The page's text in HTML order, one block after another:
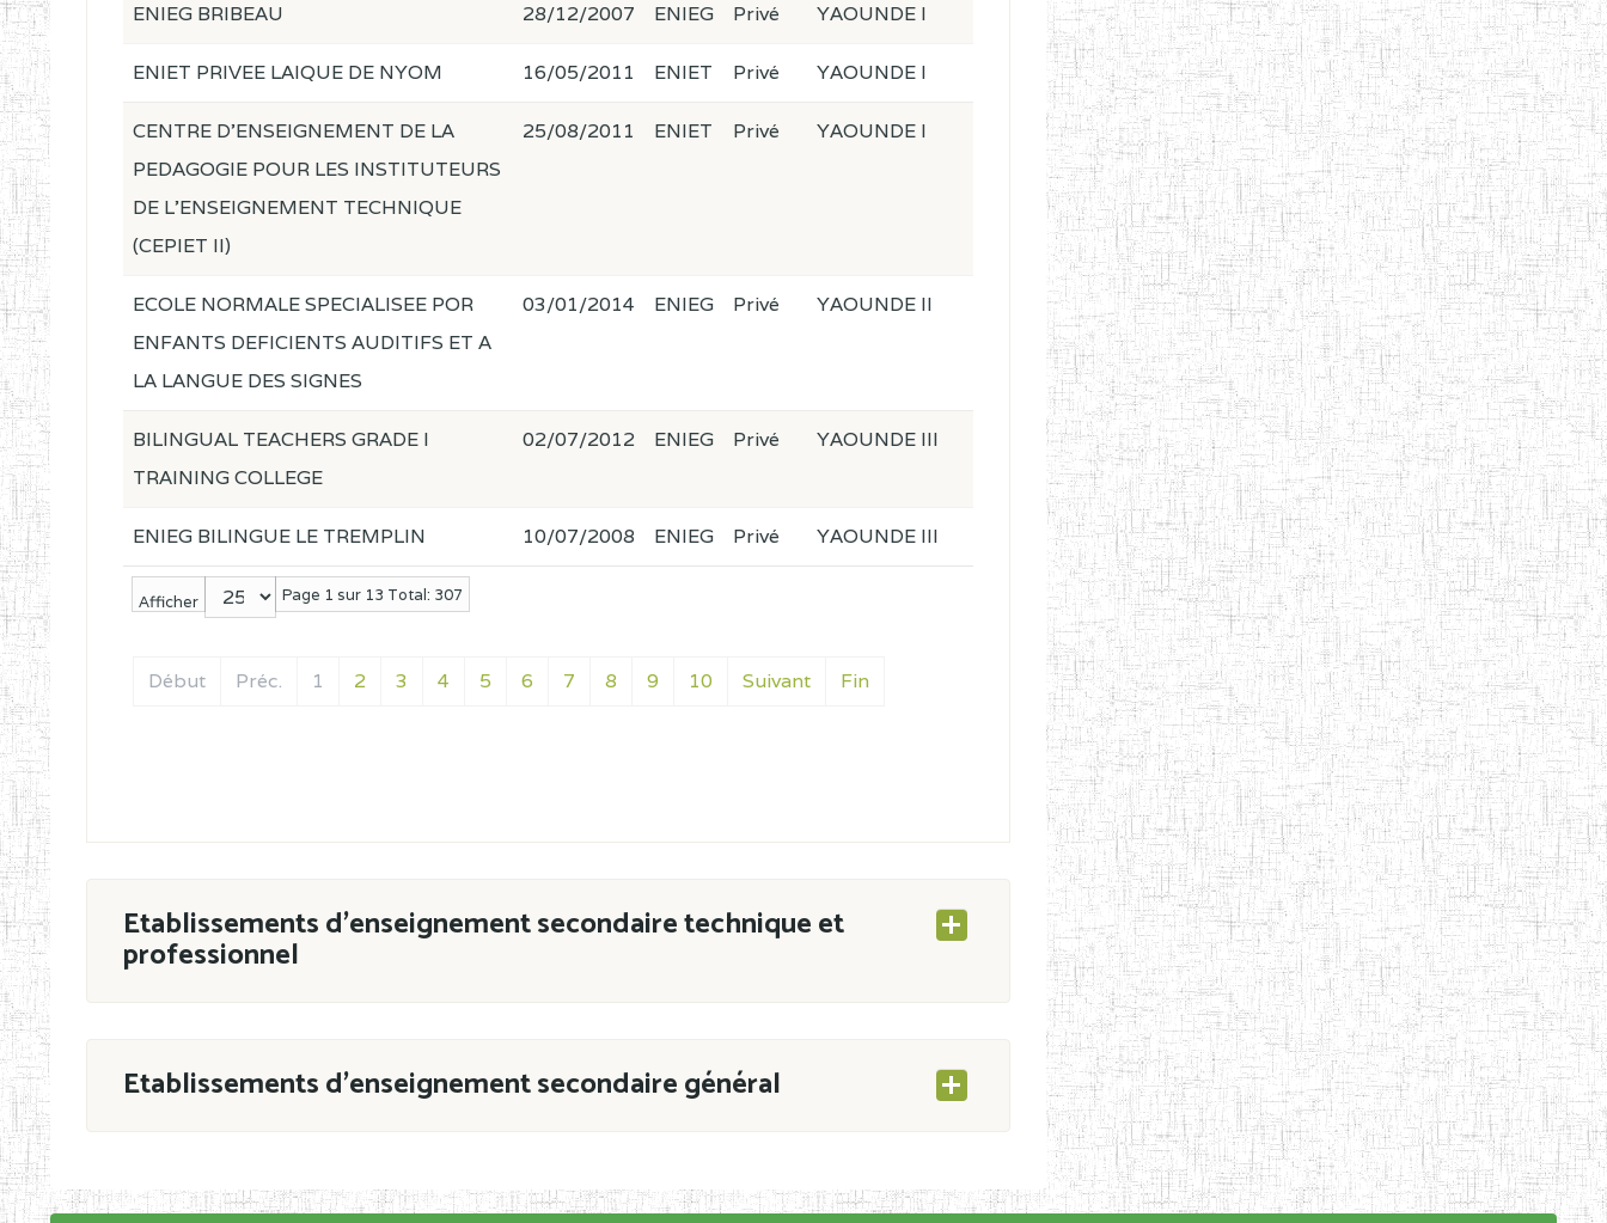
Afficher Page 1 sur 13 Total: 307
Début Préc. 1 2 3 4 5 6 7 8 9 10 Suivant Fin
ENIEG BRIBEAU 28/12/2007 ENIEG Privé YAOUNDE I
ENIET PRIVEE LAIQUE DE NYOM 16/05/2011 ENIET Privé YAOUNDE I
CENTRE D'ENSEIGNEMENT DE LA
PEDAGOGIE POUR LES INSTITUTEURS
DE L'ENSEIGNEMENT TECHNIQUE
(CEPIET II)
25/08/2011 ENIET Privé YAOUNDE I
ECOLE NORMALE SPECIALISEE POR
ENFANTS DEFICIENTS AUDITIFS ET A
LA LANGUE DES SIGNES
03/01/2014 ENIEG Privé YAOUNDE II
BILINGUAL TEACHERS GRADE I
TRAINING COLLEGE
02/07/2012 ENIEG Privé YAOUNDE III
ENIEG BILINGUE LE TREMPLIN 10/07/2008 ENIEG Privé YAOUNDE III
Etablissements d'enseignement secondaire technique et
professionnel
ESTP
Etablissements d'enseignement secondaire général
En application de la Décision N°90/11/MINESEC/CAB du 21 mars 2011 portant ouverture